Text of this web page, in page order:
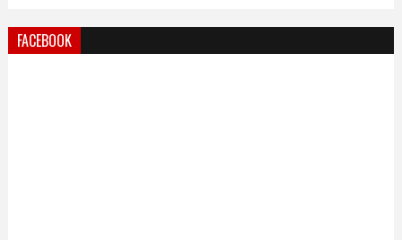
FACEBOOK